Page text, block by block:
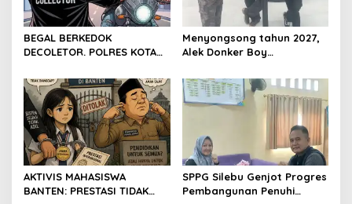
BEGAL BERKEDOK
DECOLETOR. POLRES KOTA
TEGAS
Menyongsong tahun 2027,
Alek Donker Boy
SerangPost.com, mengajak
seluruh jajaran untuk terus
meningkatkan
profesionalisme dalam
menjalankan tugas
jurnalistik
AKTIVIS MAHASISWA
BANTEN: PRESTASI TIDAK
SPPG Silebu Genjot Progres
Pembangunan Penuhi